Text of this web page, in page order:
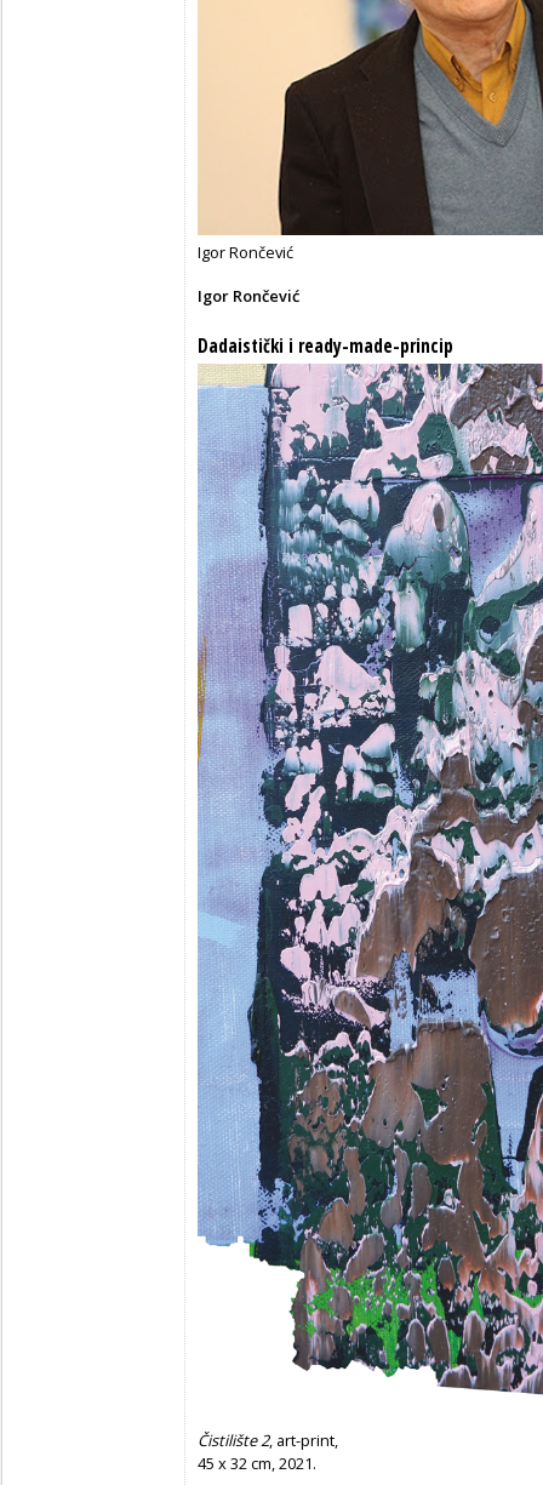
Igor Rončević
Igor Rončević
Dadaistički i ready-made-princip
Čistilište 2, art-print,
45 x 32 cm, 2021.